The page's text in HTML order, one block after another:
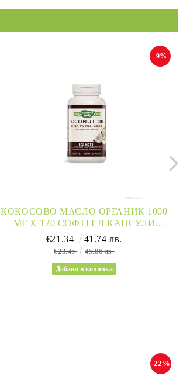
КОКОСОВО МАСЛО ОРГАНИК 1000
МГ Х 120 СОФТГЕЛ КАПСУЛИ
NATURE’S WAY | COCONUT OIL 62%
MCTS
-9%
€21.34 41.74 лв.
€23.45 45.86 лв.
-22%